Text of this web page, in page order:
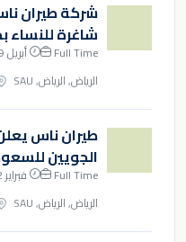
شركة طيران
شاغرة للنساء
Full Time
أبريل 09, 2026
الرياض, الرياض, SAU
طيران ناس
الجويين
Full Time
فبراير 12, 2026
الرياض, الرياض, SAU